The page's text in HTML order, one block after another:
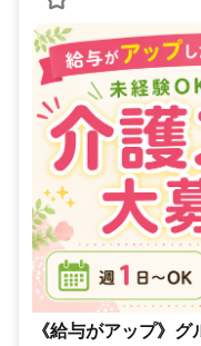
《給与がアップ》